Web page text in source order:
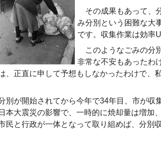
その成果もあって、
み分別という困難な大
です。収集作業は効率
このようなごみの分
非常な不安もあったわ
、正直に申して予想もしなかったわけで
別が開始されてから今年で34年目、市が収
本大震災の影響で、一時的に焼却量は増加
民と行政が一体となって取り組めば、分別